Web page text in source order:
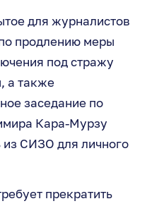
для журналистов
продлению меры
под стражу
а также
заседание по
Кара-Мурзу
СИЗО для личного
прекратить